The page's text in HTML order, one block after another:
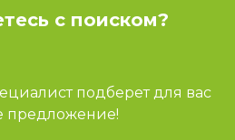
с поиском?
подберет для вас
предложение!